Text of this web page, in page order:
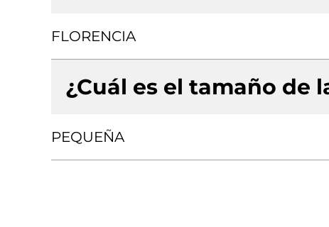
FLORENCIA
¿Cuál es el tamaño de
PEQUEÑA